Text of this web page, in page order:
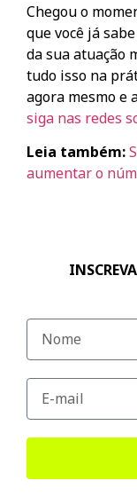
Chegou o
que você já
da sua atuação
tudo isso na
agora mesmo e
siga nas redes
Leia também:
aumentar o